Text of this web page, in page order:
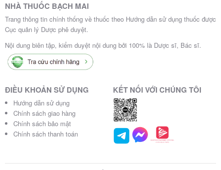
Quá liều và cách xử trí
Triệu chứng buồn ngủ và suy nhược cơ thể có thể xảy
ra. Một vài trường hợp quá liều cấp (uống 600mg 1
lần) đã được báo cáo, triệu chứng được quan sát là
buồn ngủ, nhịp tim nhanh, kích động.
Điều trị: Không có thuốc giải độc đặc hiệu. Trong
vòng 1 giờ sau khi uống quá liều, nên súc rửa dạ dày.
Có thể dùng than hoạt nếu thấy thích hợp.
NHÀ THUỐC BẠCH MAI
Trang thông tin chính thống về thuốc theo Hướng dẫn sử dụng thuốc được
Cục quản lý Dược phê duyệt.
Nội dung biên tập, kiểm duyệt nội dung bởi 100% là Dược sĩ, Bác sĩ.
ĐIỀU KHOẢN SỬ DỤNG
Hướng dẫn sử dụng
Chính sách giao hàng
Chính sách bảo mật
Chính sách thanh toán
KẾT NỐI VỚI CHÚNG TÔI